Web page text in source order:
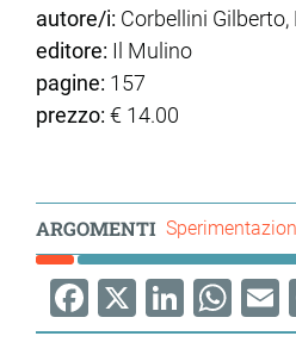
autore/i: Corbellini Gilberto,
editore: Il Mulino
pagine: 157
prezzo: € 14.00
ARGOMENTI
Facebook
X LinkedIn